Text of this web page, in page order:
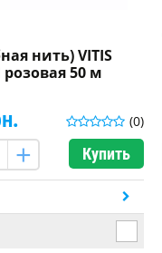
нить) VITIS
розовая 50 м
(0)
Купить